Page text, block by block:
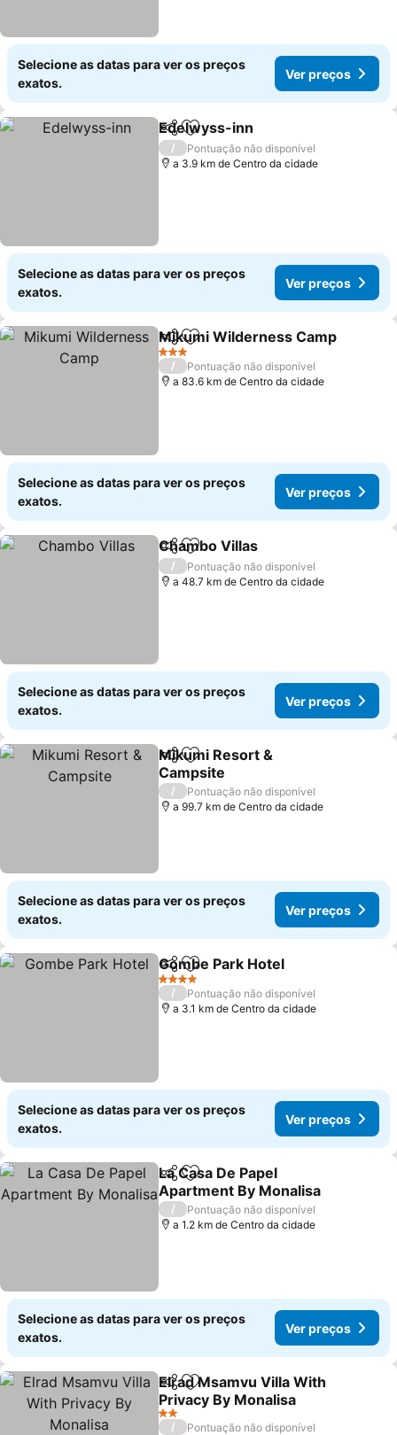
Selecione as datas para ver os preços
exatos.
Ver preços
PartilharAdicionar aos favoritos
Edelwyss-inn
/
Pontuação não disponível
a 3.9 km de Centro da cidade
Selecione as datas para ver os preços
exatos.
Ver preços
PartilharAdicionar aos favoritos
Mikumi Wilderness Camp
3 Estrelas
/
Pontuação não disponível
a 83.6 km de Centro da cidade
Selecione as datas para ver os preços
exatos.
Ver preços
PartilharAdicionar aos favoritos
Chambo Villas
/
Pontuação não disponível
a 48.7 km de Centro da cidade
Selecione as datas para ver os preços
exatos.
Ver preços
PartilharAdicionar aos favoritos
Mikumi Resort &
Campsite
Ver preços
/
Pontuação não disponível
a 99.7 km de Centro da cidade
Selecione as datas para ver os preços
exatos.
Ver preços
PartilharAdicionar aos favoritos
Gombe Park Hotel
4 Estrelas
/
Pontuação não disponível
a 3.1 km de Centro da cidade
Selecione as datas para ver os preços
exatos.
Ver preços
PartilharAdicionar aos favoritos
La Casa De Papel
Apartment By Monalisa
Ver preços
/
Pontuação não disponível
a 1.2 km de Centro da cidade
Selecione as datas para ver os preços
exatos.
Ver preços
PartilharAdicionar aos favoritos
Elrad Msamvu Villa With
Privacy By Monalisa
Ver preços
2 Estrelas
/
Pontuação não disponível